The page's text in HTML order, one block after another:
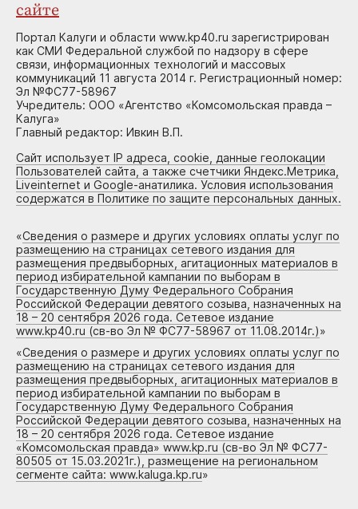
сайте
Портал Калуги и области www.kp40.ru зарегистрирован
как СМИ Федеральной службой по надзору в сфере
связи, информационных технологий и массовых
коммуникаций 11 августа 2014 г. Регистрационный номер:
Эл №ФС77-58967
Учредитель: ООО «Агентство «Комсомольская правда –
Калуга»
Главный редактор: Ивкин В.П.
Сайт использует IP адреса, cookie, данные геолокации
Пользователей сайта, а также счетчики Яндекс.Метрика,
Liveinternet и Google-анатилика. Условия использования
содержатся в Политике по защите персональных данных.
«Сведения о размере и других условиях оплаты услуг по
размещению на страницах сетевого издания для
размещения предвыборных, агитационных материалов в
период избирательной кампании по выборам в
Государственную Думу Федерального Собрания
Российской Федерации девятого созыва, назначенных на
18 – 20 сентября 2026 года. Сетевое издание
www.kp40.ru (св-во Эл № ФС77-58967 от 11.08.2014г.)»
«Сведения о размере и других условиях оплаты услуг по
размещению на страницах сетевого издания для
размещения предвыборных, агитационных материалов в
период избирательной кампании по выборам в
Государственную Думу Федерального Собрания
Российской Федерации девятого созыва, назначенных на
18 – 20 сентября 2026 года. Сетевое издание
«Комсомольская правда» www.kp.ru (св-во Эл № ФС77-
80505 от 15.03.2021г.), размещение на региональном
сегменте сайта: www.kaluga.kp.ru»